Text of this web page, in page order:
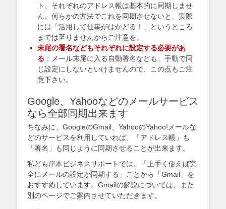
ト、それぞれのアドレス帳は基本的に同期しませ
ん。何らかの方法でこれを同期させないと、実際
には「活用して仕事がはかどる！」というところ
までは至りませんからご注意を。
末尾の署名などもそれぞれに設定する必要があ
る ：メール末尾に入る自動署名なども、手動で同
じ設定にしないといけませんので、この点もご注
意下さい。
Google、Yahooなどのメールサービス
なら全部同期出来ます
ちなみに、GoogleのGmail、YahooのYahoo!メールな
どのサービスを利用していれば、「アドレス帳」も
「署名」も同じように同期させることが出来ます。
私ども岸本ビジネスサポートでは、「上手く使えば完
全にメールの設定が同期する」ことから「Gmail」を
おすすめしています。Gmailの解説については、また
別のページでご案内させていただきます。